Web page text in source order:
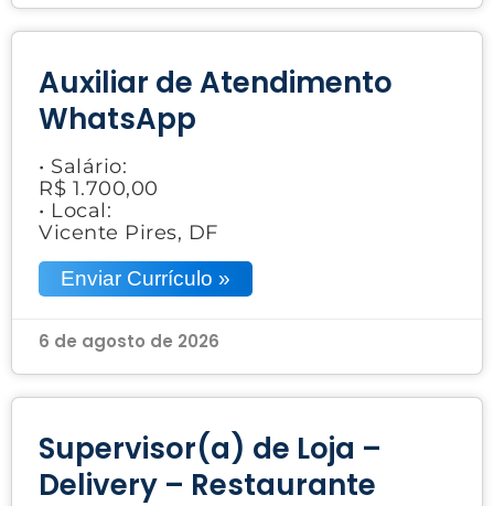
Auxiliar de Atendimento
WhatsApp
• Salário:
R$ 1.700,00
• Local:
Vicente Pires, DF
Enviar Currículo »
6 de agosto de 2026
Supervisor(a) de Loja –
Delivery – Restaurante